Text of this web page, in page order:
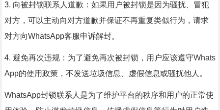
3. 向被封锁联系人道歉：如果用户被封锁是因为骚扰、冒犯
对方，可以主动向对方道歉并保证不再重复类似行为，请求
对方向WhatsApp客服申诉解封。
4. 避免再次违规：为了避免再次被封锁，用户应该遵守Whats
App的使用政策，不发送垃圾信息、虚假信息或骚扰他人。
WhatsApp封锁联系人是为了维护平台的秩序和用户的正常使